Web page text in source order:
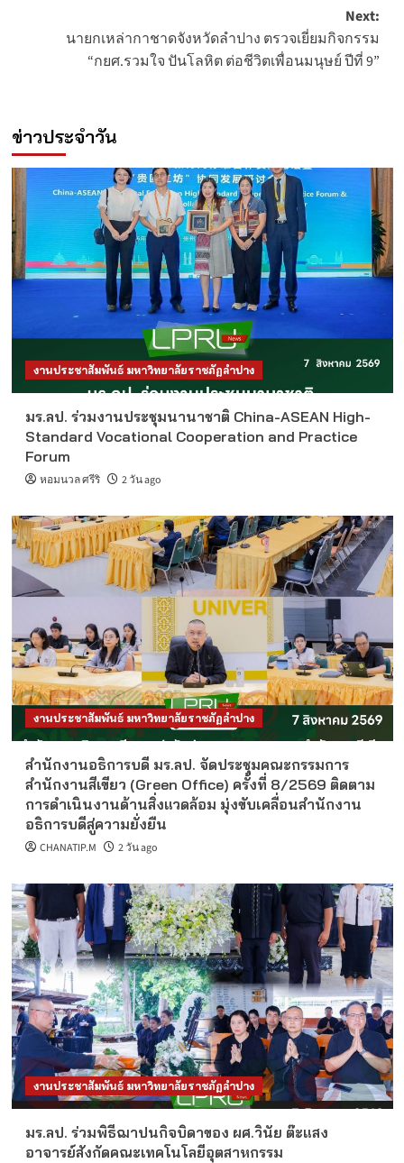
Next:
นายกเหล่ากาชาดจังหวัดลำปาง ตรวจเยี่ยมกิจกรรม
“กยศ.รวมใจ ปันโลหิต ต่อชีวิตเพื่อนมนุษย์ ปีที่ 9”
ข่าวประจำวัน
งานประชาสัมพันธ์ มหาวิทยาลัยราชภัฏลำปาง
มร.ลป. ร่วมงานประชุมนานาชาติ China-ASEAN High-
Standard Vocational Cooperation and Practice
Forum
หอมนวล ศรีริ 2 วัน ago
งานประชาสัมพันธ์ มหาวิทยาลัยราชภัฏลำปาง
สำนักงานอธิการบดี มร.ลป. จัดประชุมคณะกรรมการ
สำนักงานสีเขียว (Green Office) ครั้งที่ 8/2569 ติดตาม
การดำเนินงานด้านสิ่งแวดล้อม มุ่งขับเคลื่อนสำนักงาน
อธิการบดีสู่ความยั่งยืน
CHANATIP.M 2 วัน ago
งานประชาสัมพันธ์ มหาวิทยาลัยราชภัฏลำปาง
มร.ลป. ร่วมพิธีฌาปนกิจบิดาของ ผศ.วินัย ต๊ะแสง
อาจารย์สังกัดคณะเทคโนโลยีอุตสาหกรรม